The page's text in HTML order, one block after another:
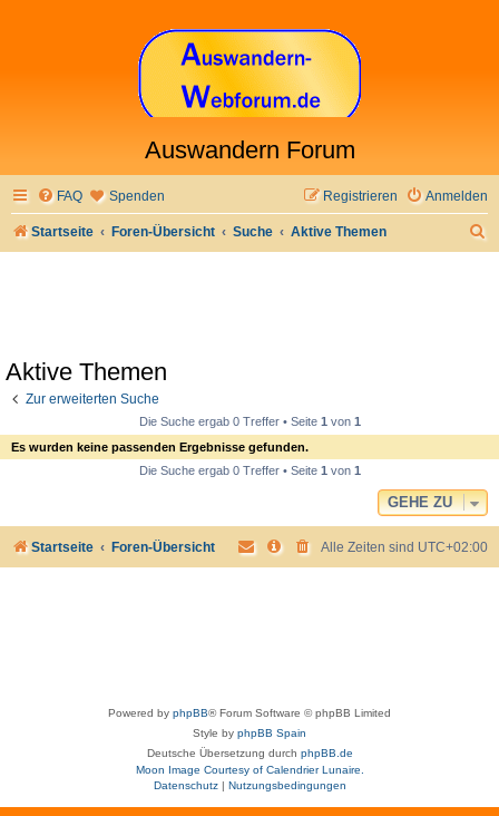
Auswandern Forum
FAQ Spenden Anmelden
Registrieren
Startseite Foren-Übersicht Suche Aktive Themen
Aktive Themen
Zur erweiterten Suche
Die Suche ergab 0 Treffer • Seite 1von 1
Es wurden keine passenden Ergebnisse gefunden.
Die Suche ergab 0 Treffer • Seite 1von 1
GEHE ZU
Startseite Foren-Übersicht Alle Zeiten sind UTC+02:00
Powered by phpBB® Forum Software © phpBB Limited
Style by phpBB Spain
Deutsche Übersetzung durch phpBB.de
Moon Image Courtesy of Calendrier Lunaire.
Datenschutz| Nutzungsbedingungen